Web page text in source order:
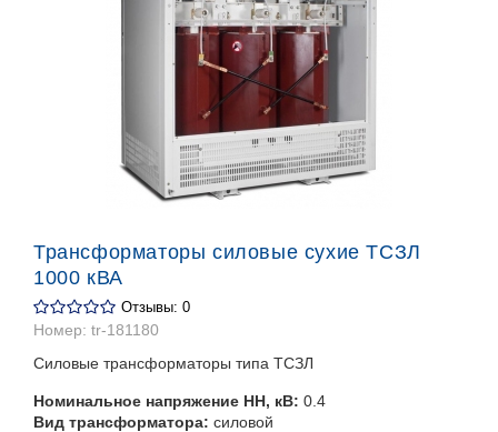
Трансформаторы силовые сухие ТСЗЛ
1000 кВА
Отзывы: 0
Номер: tr-181180
Силовые трансформаторы типа ТСЗЛ
Номинальное напряжение НН, кВ: 0.4
Вид трансформатора: силовой